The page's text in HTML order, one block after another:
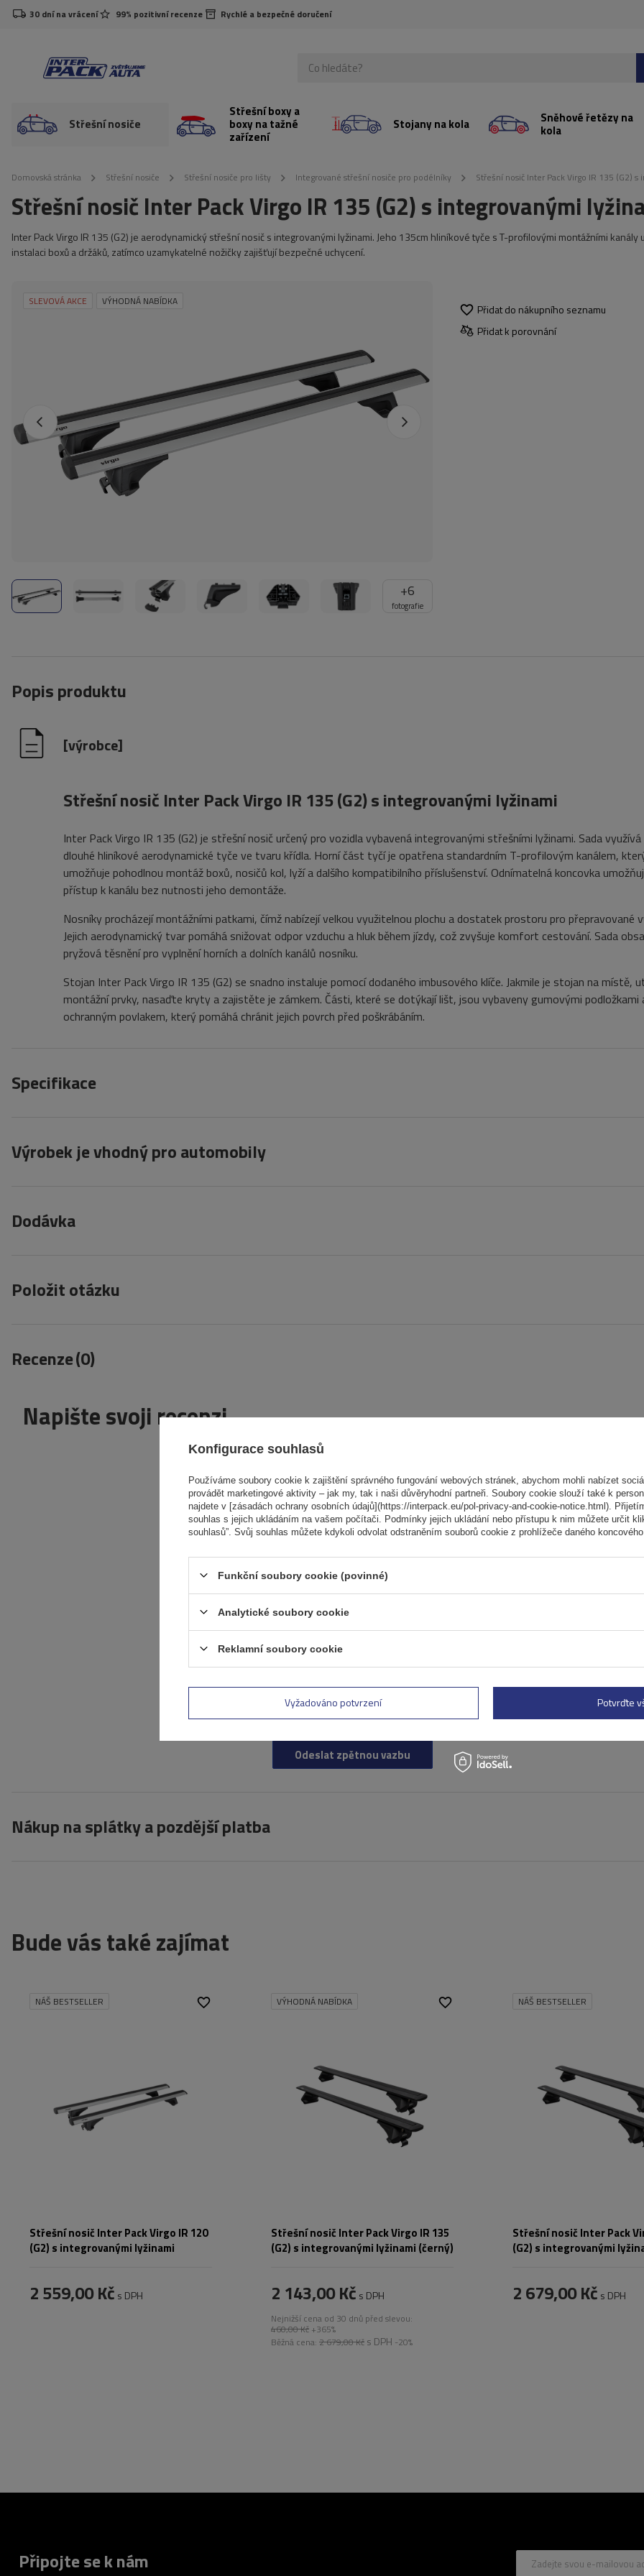
30 dní na vrácení 99% pozitivní recenze Rychlé a bezpečné doručení
Střešní nosiče
Střešní boxy a
boxy na tažné
zařízení
Stojany na kola Sněhové řetězy na
kola
Domovská stránka Střešní nosiče Střešní nosiče pro lišty Integrované střešní nosiče pro podélníky Střešní nosič Inter Pack Virgo IR 135 (G2)
Střešní nosič Inter Pack Virgo IR 135 (G2) s integrovanými
Inter Pack Virgo IR 135 (G2) je aerodynamický střešní nosič s integrovanými lyžinami. Jeho 135cm hliníkové tyče s T-profilovými montážními kanály
instalaci boxů a držáků, zatímco uzamykatelné nožičky zajišťují bezpečné uchycení.
+6
fotografie
SLEVOVÁ AKCE VÝHODNÁ NABÍDKA
Přidat do nákupního seznamu
Přidat k porovnání
Popis produktu
[výrobce]
Střešní nosič Inter Pack Virgo IR 135 (G2) s integrovanými lyžinami
Inter Pack Virgo IR 135 (G2) je střešní nosič určený pro vozidla vybavená integrovanými střešními lyžinami. Sada
dlouhé hliníkové aerodynamické tyče ve tvaru křídla. Horní část tyčí je opatřena standardním T-profilovým kanálem,
umožňuje pohodlnou montáž boxů, nosičů kol, lyží a dalšího kompatibilního příslušenství. Odnímatelná koncovka
přístup k kanálu bez nutnosti jeho demontáže.
Nosníky procházejí montážními patkami, čímž nabízejí velkou využitelnou plochu a dostatek prostoru pro přepravované
Jejich aerodynamický tvar pomáhá snižovat odpor vzduchu a hluk během jízdy, což zvyšuje komfort cestování. Sada
pryžová těsnění pro vyplnění horních a dolních kanálů nosníku.
Stojan Inter Pack Virgo IR 135 (G2) se snadno instaluje pomocí dodaného imbusového klíče. Jakmile je stojan na místě,
montážní prvky, nasaďte kryty a zajistěte je zámkem. Části, které se dotýkají lišt, jsou vybaveny gumovými podložkami
ochranným povlakem, který pomáhá chránit jejich povrch před poškrábáním.
Specifikace
Výrobek je vhodný pro automobily
Dodávka
Položit otázku
Recenze(0)
Napište svoji recenzi
Vaše hodnocení:
5/5
Obsah vašeho názoru
Přidejte vlastní
obrázek produktu:
Váš e-mail
Odeslat zpětnou vazbu
Nákup na splátky a pozdější platba
Bude vás také zajímat
NÁŠ BESTSELLER
Střešní nosič Inter Pack Virgo IR 120
(G2) s integrovanými lyžinami
2 559,00 Kč s DPH
VÝHODNÁ NABÍDKA
Střešní nosič Inter Pack Virgo IR 135
(G2) s integrovanými lyžinami (černý)
2 143,00 Kč s DPH
Nejnižší cena od 30 dnů před slevou:
460,00 Kč +365%
Běžná cena: 2 679,00 Kč s DPH -20%
NÁŠ BESTSELLER
Střešní nosič Inter Pack
(G2) s integrovanými
2 679,00 Kč s DPH
Připojte se k nám Zadejte svou e-mailovou
Konfigurace souhlasů
Používáme soubory cookie k zajištění správného fungování webových stránek, abychom mohli nabízet
provádět marketingové aktivity – jak my, tak i naši důvěryhodní partneři. Soubory cookie slouží také k
najdete v [zásadách ochrany osobních údajů](https://interpack.eu/pol-privacy-and-cookie-notice.html).
souhlas s jejich ukládáním na vašem počítači. Podmínky jejich ukládání nebo přístupu k nim můžete určit
souhlasů”. Svůj souhlas můžete kdykoli odvolat odstraněním souborů cookie z prohlížeče daného
Funkční soubory cookie (povinné)
Analytické soubory cookie
Reklamní soubory cookie
Vyžadováno potvrzení Potvrďte